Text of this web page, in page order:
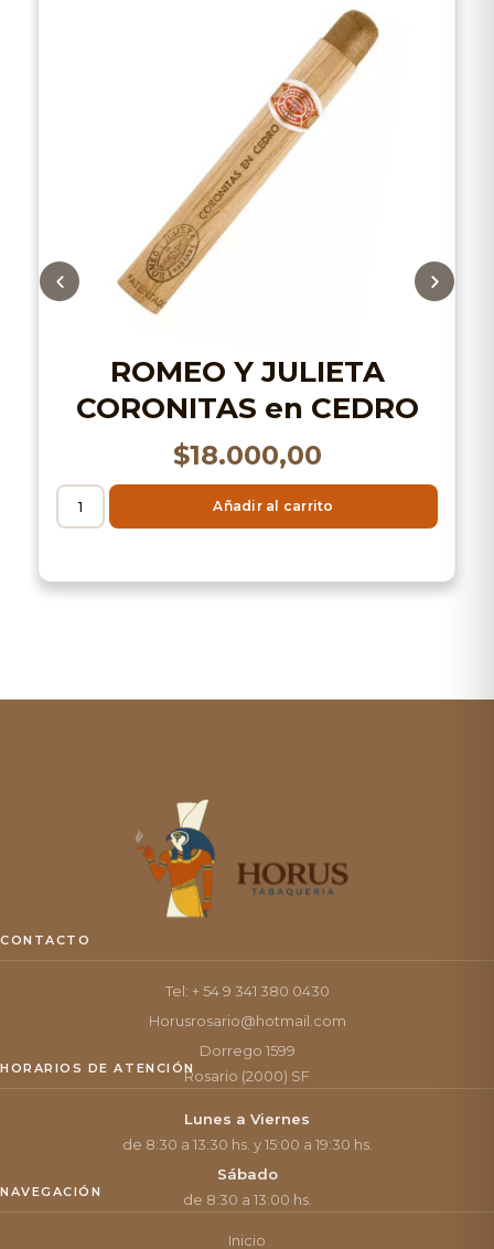
ROMEO Y JULIETA
CORONITAS en CEDRO
$18.000,00
Añadir al carrito
CONTACTO
Tel: + 54 9 341 380 0430
Horusrosario@hotmail.com
Dorrego 1599
Rosario (2000) SF
HORARIOS DE ATENCIÓN
Lunes a Viernes
de 8:30 a 13:30 hs. y 15:00 a 19:30 hs.
Sábado
de 8:30 a 13:00 hs.
NAVEGACIÓN
Inicio